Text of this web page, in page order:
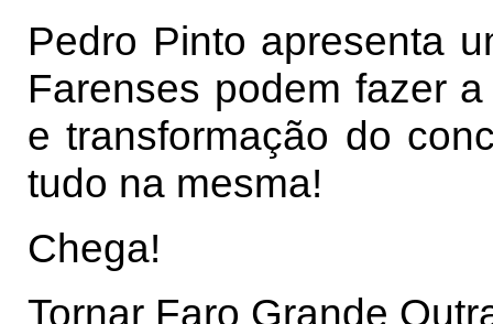
Pedro Pinto apresenta
Farenses podem fazer
e transformação do
tudo na mesma!
Chega!
Tornar Faro Grande